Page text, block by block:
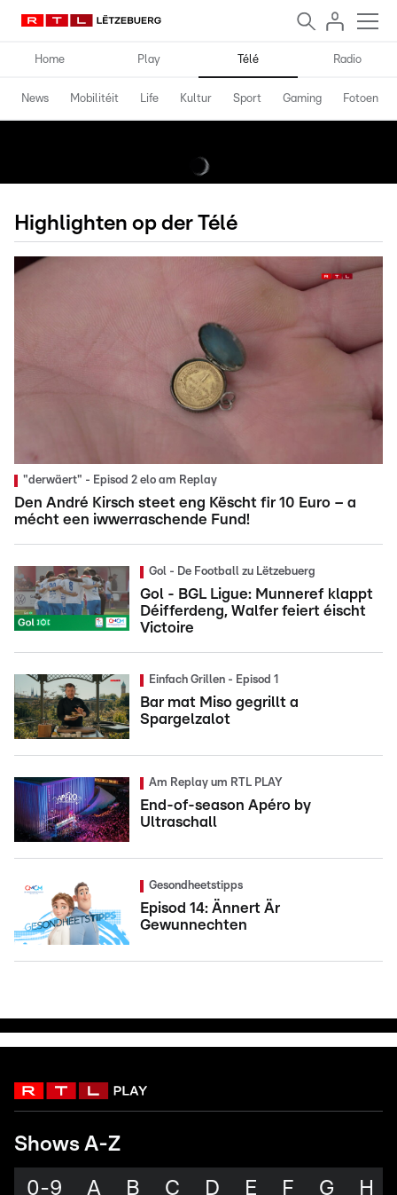
Home Play Télé Radio
News Mobilitéit Life Kultur Sport Gaming Fotoen
Highlighten op der Télé
"derwäert" - Episod 2 elo am Replay
Den André Kirsch steet eng Këscht fir 10 Euro – a
mécht een iwwerraschende Fund!
Gol - De Football zu Lëtzebuerg
Gol - BGL Ligue: Munneref klappt
Déifferdeng, Walfer feiert éischt
Victoire
Einfach Grillen - Episod 1
Bar mat Miso gegrillt a
Spargelzalot
Am Replay um RTL PLAY
End-of-season Apéro by
Ultraschall
Gesondheetstipps
Episod 14: Ännert Är
Gewunnechten
Shows A-Z
0-9 A B C D E F G H